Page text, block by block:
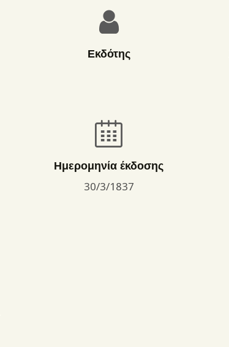
Εκδότης
Ημερομηνία έκδοσης
30/3/1837